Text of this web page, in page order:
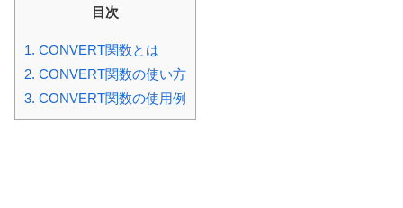
目次
1. CONVERT関数とは
2. CONVERT関数の使い方
3. CONVERT関数の使用例